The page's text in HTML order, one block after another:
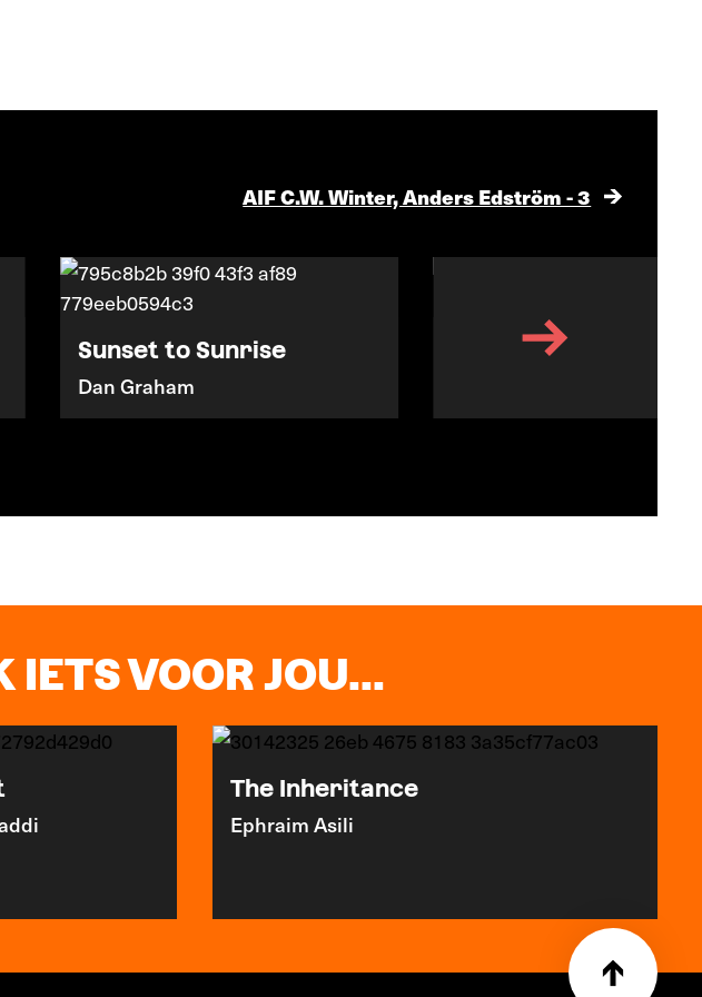
AIF C.W. Winter, Anders Edström - 3
Sunset to Sunrise
Dan Graham
Arnulf Rainer
VOOR JOU...
The Inheritance
Ephraim Asili